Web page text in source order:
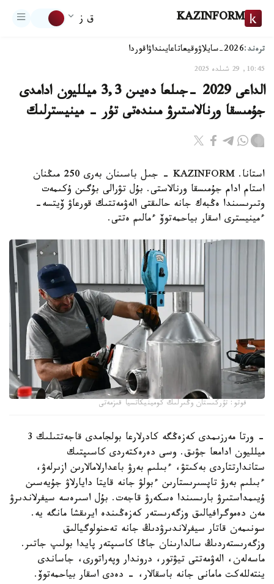
KAZINFORM ق ز
ترەند:2026-سايلاۋ وقيعاتاعايىنداۋاقوردا
10:45, 29 شىلدە 2025
الداعى 2029 -جىلعا دەيىن 3,3 ميلليون ادامدى
جۇمىسقا ورنالاستىرۋ مىندەتى تۇر - مينيسترلىك
استانا. KAZINFORM - جىل باسىنان بەرى 250 مىڭنان
استام ادام جۇمىسقا ورنالاستى. بۇل تۋرالى بۇگىن ۇكىمەت
وتىرىسىندا ەڭبەك جانە حالىقتى الەۋمەتتىك قورعاۋ ۆيتسە-
ءمينيسترى اسقار بياحمەتوۆ ءمالىم ەتتى.
فوتو: تۇركىستان وڭىرلىك كومينيكاتسيا قىزمەتى
- ورتا مەرزىمدى كەزەڭگە كادرلارعا بولجامدى قاجەتتىلىك 3
ميلليون ادامعا جۋىق. وسى دەرەكتەردى كاسىپتىك
ستاندارتتاردى بەكىتۋ، ءبىلىم بەرۋ باعدارلامالارىن ازىرلەۋ،
ءبىلىم بەرۋ تاپسىرىستارىن ءبولۋ جانە قايتا دايارلاۋ جۇيەسىن
ۇيىمداستىرۋ بارىسىندا ەسكەرۋ قاجەت. بۇل اسىرەسە سيفرلاندىرۋ
مەن دەموگرافيالىق وزگەرىستەر كەزەڭىندە ايرىقشا مانگە يە.
سونىمەن قاتار سيفرلاندىرۋدىڭ جانە تەحنولوگيالىق
وزگەرىستەردىڭ سالدارىنان جاڭا كاسىپتەر پايدا بولىپ جاتىر.
ماسەلەن، الەۋمەتتى تيۋتور، دروندار وپەراتورى، جاساندى
ينتەللەكت مامانى جانە باسقالار، - دەدى اسقار بياحمەتوۆ.